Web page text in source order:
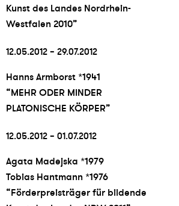
Kunst des Landes Nordrhein-
Westfalen 2010”
12.05.2012 – 29.07.2012
Hanns Armborst *1941
“MEHR ODER MINDER
PLATONISCHE KÖRPER”
12.05.2012 – 01.07.2012
Agata Madejska *1979
Tobias Hantmann *1976
“Förderpreisträger für bildende